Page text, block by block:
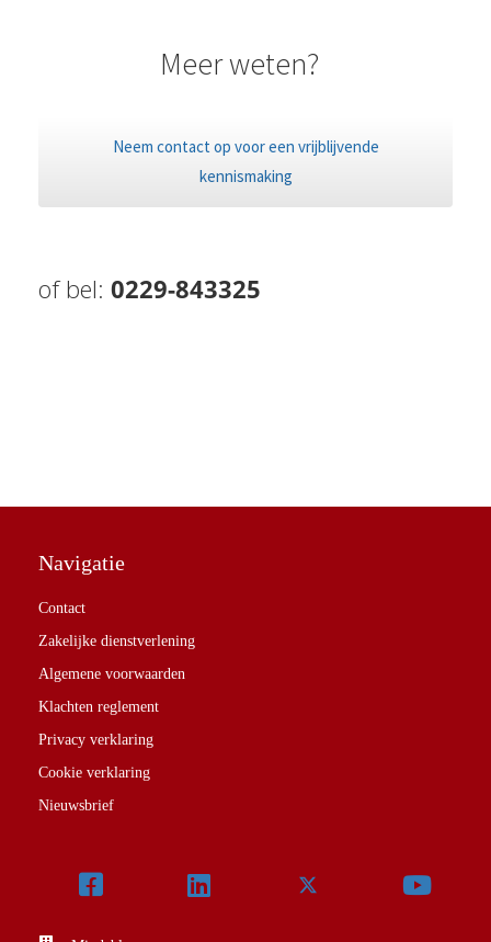
Meer weten?
Neem contact op voor een vrijblijvende
kennismaking
of bel: 0229-843325
Navigatie
Contact
Zakelijke dienstverlening
Algemene voorwaarden
Klachten reglement
Privacy verklaring
Cookie verklaring
Nieuwsbrief